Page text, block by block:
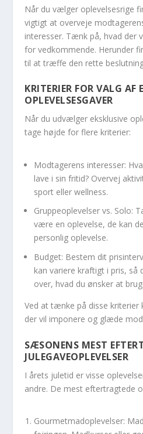
Når du vælger oplevelsesrige
vigtigt at overveje
interesser. Tænk på, hvad der
for vedkommende. Herunder
til at træffe den rette
KRITERIER FOR VALG AF
OPLEVELSESGAVER
Når du udvælger eksklusive
tage højde for flere kriterier:
Modtagerens interesser:
lave i sin fritid? Overvej
sport eller wellness.
Gruppeoplevelser vs. Solo:
være en oplevelse, de kan
personlig oplevelse.
Budget: Bestem dit
kan variere kraftigt i pris,
over, hvad du ønsker at
Ved at tænke på disse kriterier
der vil imponere og glæde
SÆSONENS MEST
JULEGAVEOPLEVELSER
I årets juletid er visse
andre. De mest eftertragtede
Gourmetmadoplevelser: